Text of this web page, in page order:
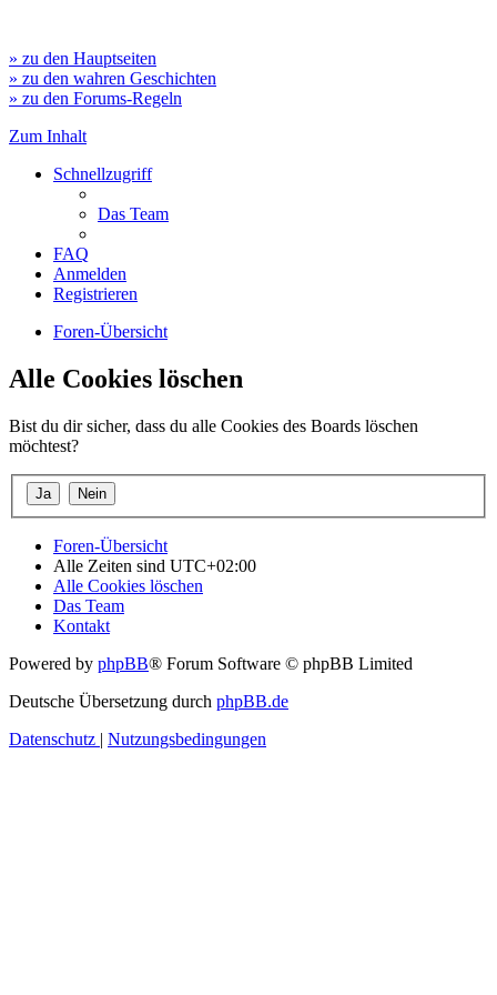
» zu den Hauptseiten
» zu den wahren Geschichten
» zu den Forums-Regeln
Zum Inhalt
Schnellzugriff
Das Team
FAQ
Anmelden
Registrieren
Foren-Übersicht
Alle Cookies löschen
Bist du dir sicher, dass du alle Cookies des Boards löschen
möchtest?
Foren-Übersicht
Alle Zeiten sind UTC+02:00
Alle Cookies löschen
Das Team
Kontakt
Powered by phpBB® Forum Software © phpBB Limited
Deutsche Übersetzung durch phpBB.de
Datenschutz | Nutzungsbedingungen